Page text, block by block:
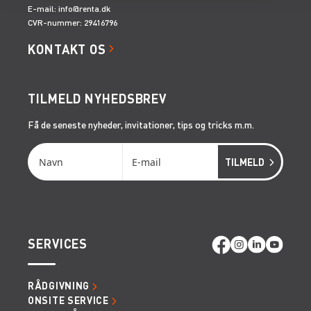
E-mail: info@renta.dk
CVR-nummer: 29416796
KONTAKT OS
TILMELD NYHEDSBREV
Få de seneste nyheder, invitationer, tips og tricks m.m.
SERVICES
RÅDGIVNING
ONSITE SERVICE